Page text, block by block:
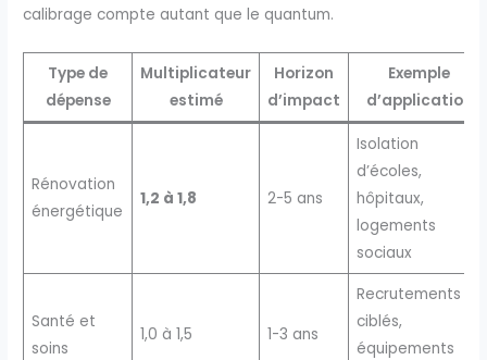
calibrage compte autant que le quantum.
Type de
dépense
Multiplicateur
estimé
Horizon
d’impact
Exemple
d’application
Rénovation
énergétique
1,2 à 1,8 2-5 ans
Isolation
d’écoles,
hôpitaux,
logements
sociaux
Santé et
soins
1,0 à 1,5 1-3 ans
Recrutements
ciblés,
équipements